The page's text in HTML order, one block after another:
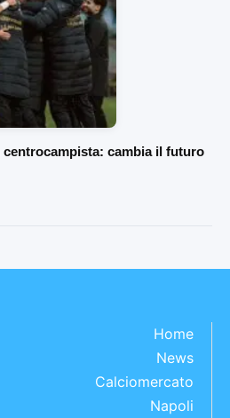
cambia il futuro
Home
News
Calciomercato
Napoli